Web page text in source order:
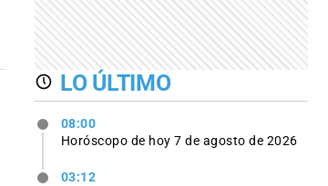
LO ÚLTIMO
08:00
Horóscopo de hoy 7 de agosto de 2026
03:12